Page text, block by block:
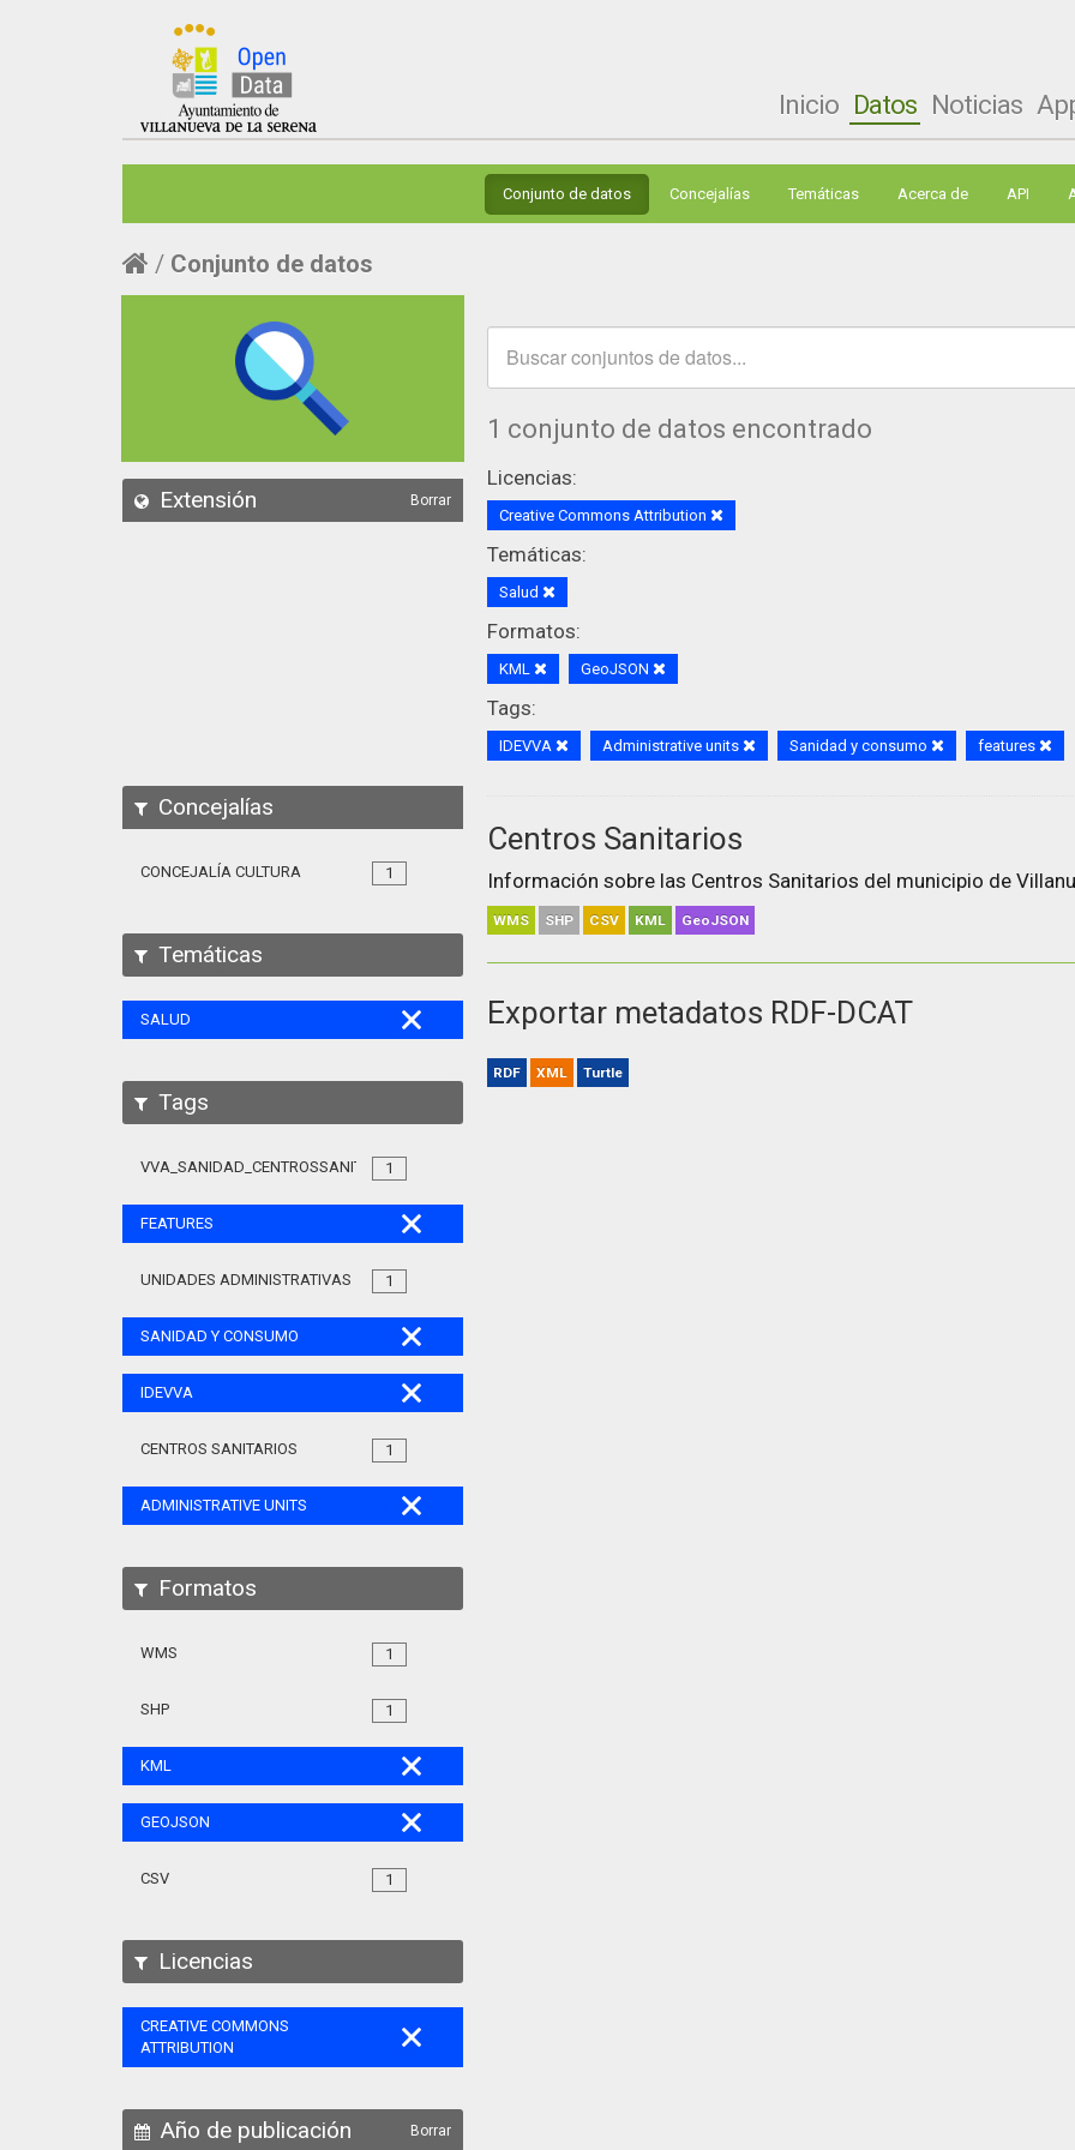
Inicio Datos Noticias
Conjunto de datos Concejalías Temáticas Acerca de API
Conjunto de datos
Extensión Borrar
Concejalías
1
CONCEJALÍA CULTURA
Temáticas
SALUD
Tags
1
VVA_SANIDAD_CENTROSSANITARIOS_105
FEATURES
1
UNIDADES ADMINISTRATIVAS
SANIDAD Y CONSUMO
IDEVVA
1
CENTROS SANITARIOS
ADMINISTRATIVE UNITS
Formatos
1
WMS
1
SHP
KML
GEOJSON
1
CSV
Licencias
CREATIVE COMMONS
ATTRIBUTION
Año de publicación Borrar
1 conjunto de datos encontrado
Licencias:
Creative Commons Attribution
Temáticas:
Salud
Formatos:
KML GeoJSON
Tags:
IDEVVA Administrative units Sanidad y consumo features
Centros Sanitarios
Información sobre las Centros Sanitarios del municipio de
WMS SHP CSV KML GeoJSON
Exportar metadatos RDF-DCAT
RDF XML Turtle